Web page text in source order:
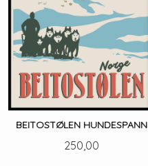
BEITOSTØLEN HUNDESPANN
Pris
250,00